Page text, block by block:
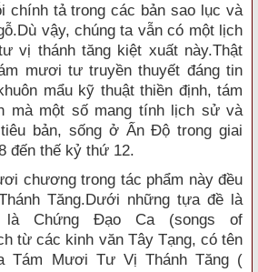
chính tả trong các bản sao lục và
vậy, chúng ta vẫn có một lịch
vị thánh tăng kiệt xuất này.Thật
mươi tư truyền thuyết đáng tin
mẩu kỹ thuật thiền định, tám
mà một số mang tính lịch sử và
bản, sống ở Ấn Ðộ trong giai
đến thế kỷ thứ 12.
chương trong tác phẩm này đều
Tăng.Dưới những tựa đề là
Chứng Ðạo Ca (songs of
từ các kinh văn Tây Tạng, có tên
Tám Mươi Tư Vị Thánh Tăng (